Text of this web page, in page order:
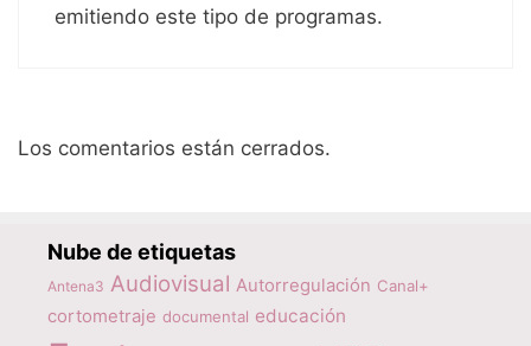
emitiendo este tipo de programas.
Los comentarios están cerrados.
Nube de etiquetas
Antena3 Audiovisual Autorregulación Canal+
cortometraje documental educación